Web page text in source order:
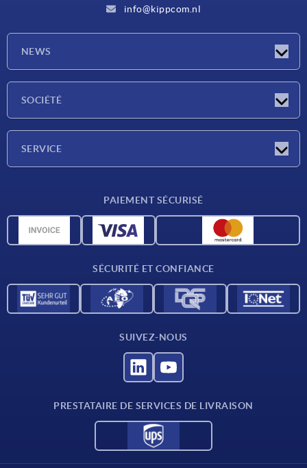
info@kippcom.nl
NEWS
SOCIÉTÉ
SERVICE
Données CAO
PAIEMENT SÉCURISÉ
SÉCURITÉ ET CONFIANCE
SUIVEZ-NOUS
PRESTATAIRE DE SERVICES DE LIVRAISON